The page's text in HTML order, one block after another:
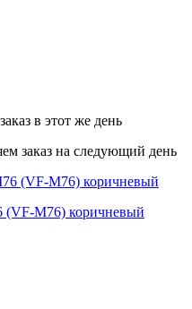
в этот же день
заказ на следующий день
(VF-M76) коричневый